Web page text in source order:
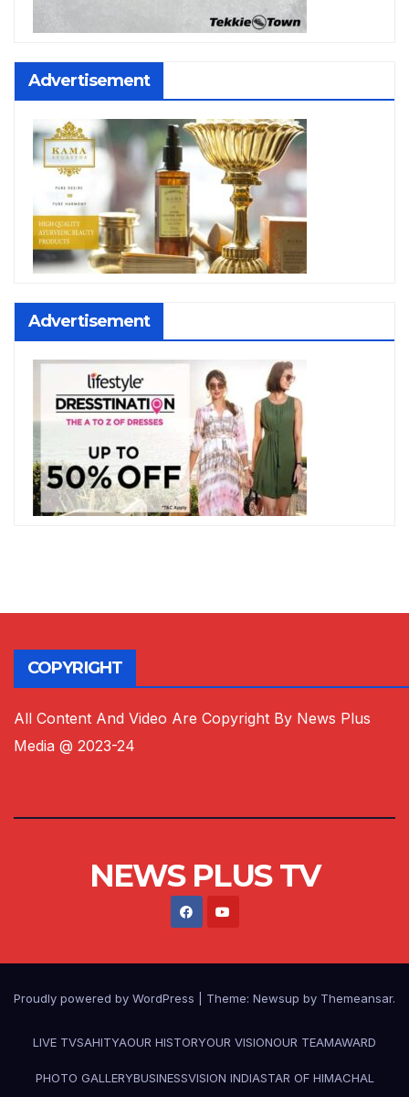
Advertisement
Advertisement
COPYRIGHT
All Content And Video Are Copyright By News Plus
Media @ 2023-24
NEWS PLUS TV
Proudly powered by WordPress Theme: Newsup by Themeansar.
LIVE TVSAHITYAOUR HISTORYOUR VISIONOUR TEAMAWARD
PHOTO GALLERYBUSINESSVISION INDIASTAR OF HIMACHAL